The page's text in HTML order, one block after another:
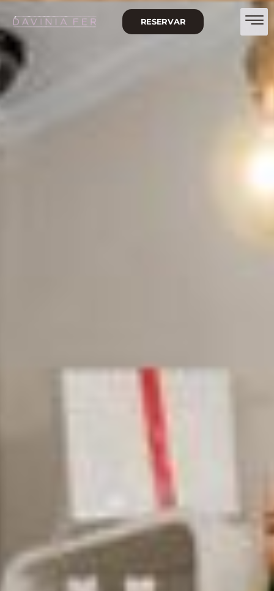
RESERVAR